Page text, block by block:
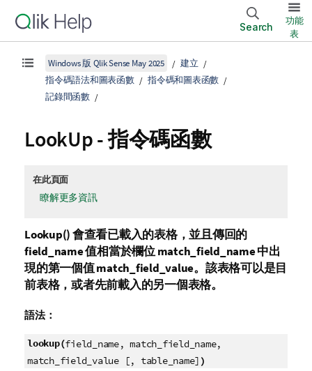
Search
功能
表
Windows 版 Qlik Sense May 2025
建立
指令碼語法和圖表函數
指令碼和圖表函數
記錄間函數
LookUp - 指令碼函數
在此頁面
瞭解更多資訊
Lookup()會查看已載入的表格，並且傳回的
field_name值相當於欄位match_field_name中出
現的第一個值match_field_value。該表格可以是目
前表格，或者先前載入的另一個表格。
語法：
lookup(field_name, match_field_name,
match_field_value [, table_name] )